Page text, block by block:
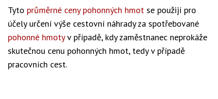
Tyto průměrné ceny pohonných hmot se použijí pro
účely určení výše cestovní náhrady za spotřebované
pohonné hmotyv případě, kdy zaměstnanec neprokáže
skutečnou cenu pohonných hmot, tedy v případě
pracovních cest.